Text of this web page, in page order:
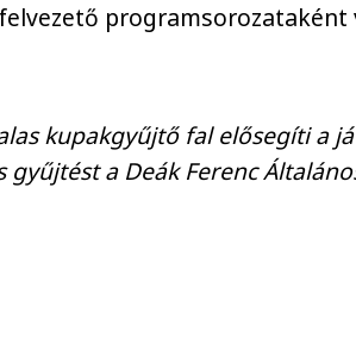
programsorozataként
kupakgyűjtő fal elősegíti a
gyűjtést a Deák Ferenc